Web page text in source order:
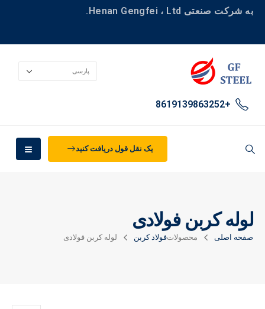
به شرکت صنعتی Henan Gengfei ، Ltd.
+8619139863252
یک نقل قول دریافت کنید
لوله کربن فولادی
صفحه اصلی محصولاتفولاد کربن لوله کربن فولادی